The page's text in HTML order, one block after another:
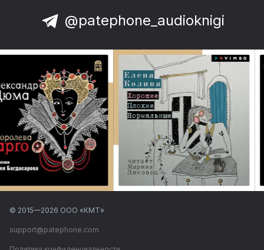
@patephone_audioknigi
© 2015—2026 ООО «КМТ»
support@patephone.com